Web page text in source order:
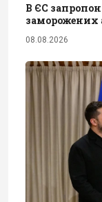
В ЄС
заморожених
08.08.2026